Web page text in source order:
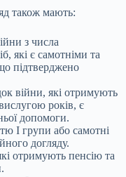
також мають:
з числа
які є самотніми та
підтверджено
війни, які отримують
років, є
допомоги.
І групи або самотні
догляду.
отримують пенсію та